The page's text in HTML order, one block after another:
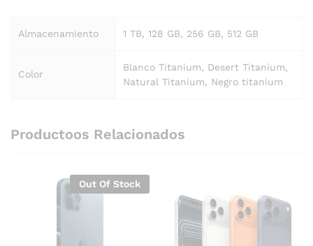
Almacenamiento 1 TB, 128 GB, 256 GB, 512 GB
Color
Blanco Titanium, Desert Titanium,
Natural Titanium, Negro titanium
Productoos Relacionados
Out Of Stock